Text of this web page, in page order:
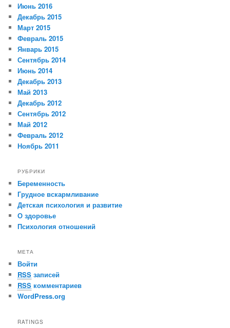
Июнь 2016
Декабрь 2015
Март 2015
Февраль 2015
Январь 2015
Сентябрь 2014
Июнь 2014
Декабрь 2013
Май 2013
Декабрь 2012
Сентябрь 2012
Май 2012
Февраль 2012
Ноябрь 2011
РУБРИКИ
Беременность
Грудное вскармливание
Детская психология и развитие
О здоровье
Психология отношений
МЕТА
Войти
RSS записей
RSS комментариев
WordPress.org
RATINGS